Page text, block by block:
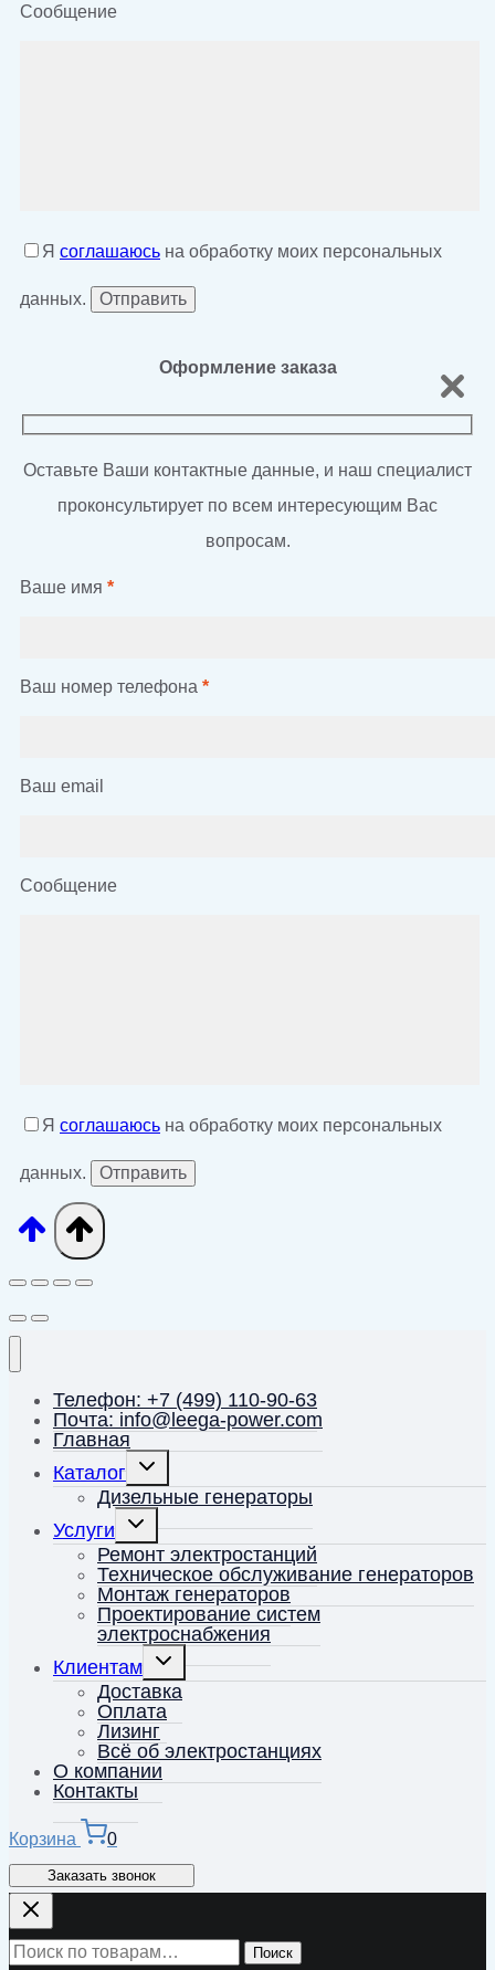
Сообщение
Я соглашаюсь на обработку моих персональных
данных.
Оформление заказа
Оставьте Ваши контактные данные, и наш специалист
проконсультирует по всем интересующим Вас
вопросам.
Ваше имя *
Ваш номер телефона *
Ваш email
Сообщение
Я соглашаюсь на обработку моих персональных
данных.
Телефон: +7 (499) 110-90-63
Почта: info@leega-power.com
Главная
Каталог
Переключить
меню
Дизельные генераторы
Услуги
Переключить
дочернее
меню
Ремонт электростанций
Техническое обслуживание генераторов
Монтаж генераторов
Проектирование систем
электроснабжения
Клиентам
Переключить
дочернее
меню
Доставка
Оплата
Лизинг
Всё об электростанциях
О компании
Контакты
Корзина 0
Заказать звонок
Искать: Поиск